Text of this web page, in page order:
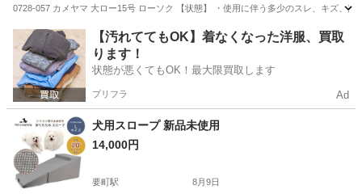
0728-057 カメヤマ 大ロー15号 ローソク 【状態】 ・使用に伴う多少のスレ、キズ、
東京 八王子市 インテリア雑貨/小物 現地
【汚れててもOK】着なくなった洋服、買取
ります！
状態が悪くてもOK！最大限買取します
プリフラ Ad
犬用スロープ 新品未使用
14,000円
要町駅 8月9日